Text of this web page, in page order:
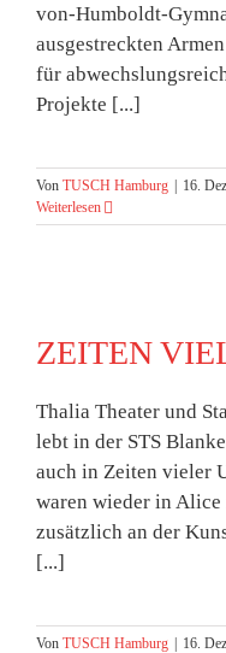
von-Humboldt-
ausgestreckten
für
Projekte [...]
Von TUSCH Hamburg | 16.
Weiterlesen
ZEITEN
Thalia Theater und
lebt in der STS
auch in Zeiten vieler
waren wieder in
zusätzlich an der
[...]
Von TUSCH Hamburg | 16.